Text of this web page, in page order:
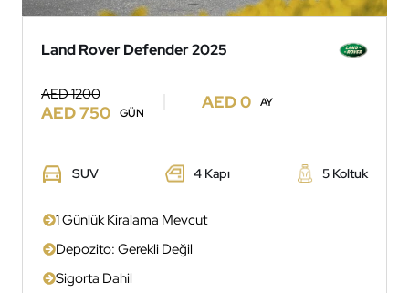
Land Rover Defender 2025
AED 1200
AED 750 GÜN
AED 0 AY
SUV 4 Kapı 5 Koltuk
1 Günlük Kiralama Mevcut
Depozito: Gerekli Değil
Sigorta Dahil